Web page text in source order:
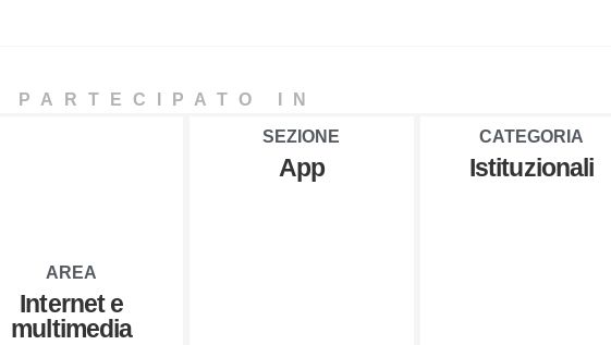
PARTECIPATO IN
AREA
Internet e
multimedia
SEZIONE
App
CATEGORIA
Istituzionali